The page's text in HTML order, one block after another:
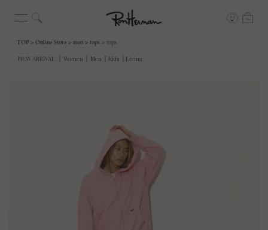
TOP Online Store men tops tops